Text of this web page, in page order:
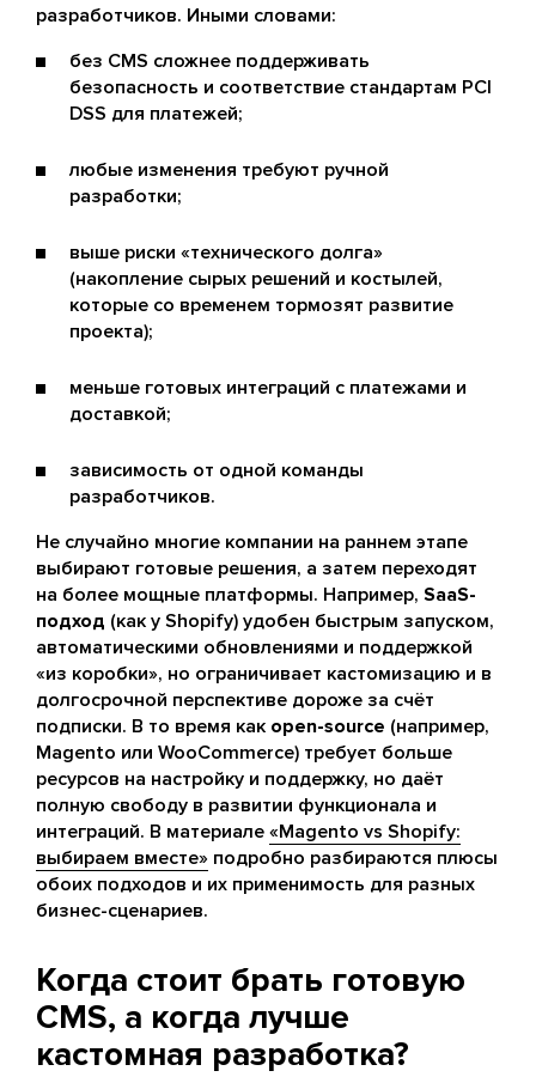
разработчиков. Иными словами:
без CMS сложнее поддерживать
безопасность и соответствие стандартам PCI
DSS для платежей;
любые изменения требуют ручной
разработки;
выше риски «технического долга»
(накопление сырых решений и костылей,
которые со временем тормозят развитие
проекта);
меньше готовых интеграций с платежами и
доставкой;
зависимость от одной команды
разработчиков.
Не случайно многие компании на раннем этапе
выбирают готовые решения, а затем переходят
на более мощные платформы. Например, SaaS-
подход (как у Shopify) удобен быстрым запуском,
автоматическими обновлениями и поддержкой
«из коробки», но ограничивает кастомизацию и в
долгосрочной перспективе дороже за счёт
подписки. В то время как open-source (например,
Magento или WooCommerce) требует больше
ресурсов на настройку и поддержку, но даёт
полную свободу в развитии функционала и
интеграций. В материале «Magento vs Shopify:
выбираем вместе» подробно разбираются плюсы
обоих подходов и их применимость для разных
бизнес-сценариев.
Когда стоит брать готовую
CMS, а когда лучше
кастомная разработка?